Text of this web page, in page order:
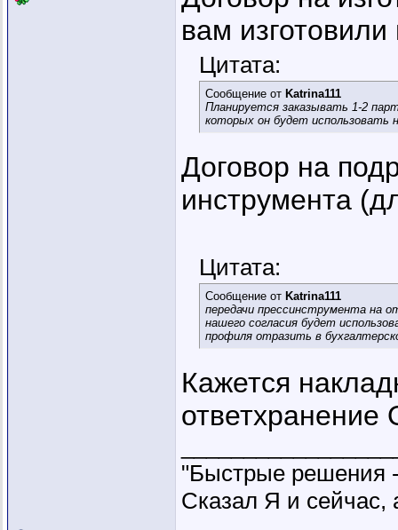
вам
Цитата:
Сообщение от Katrina111
Планируется заказывать 1-2
которых он будет использовать
Договор на
инструмента
Цитата:
Сообщение от Katrina111
передачи прессинструмента на
нашего согласия будет
профиля отразить в
Кажется
ответхранение
"Быстрые решения
Сказал Я и сейчас,